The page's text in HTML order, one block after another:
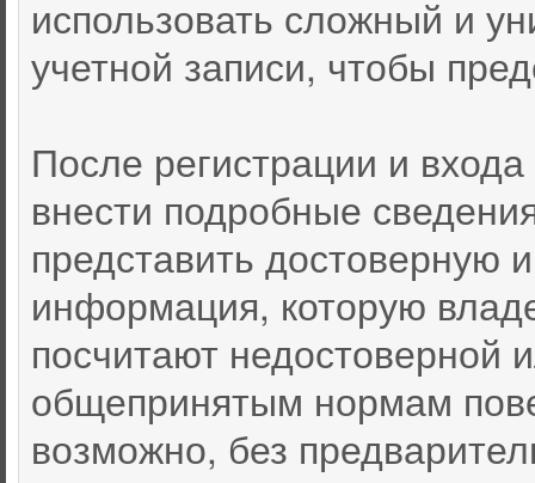
использовать сложный и
учетной записи, чтобы
После регистрации и
внести подробные
представить
информация, которую
посчитают недостоверной
общепринятым нормам
возможно, без